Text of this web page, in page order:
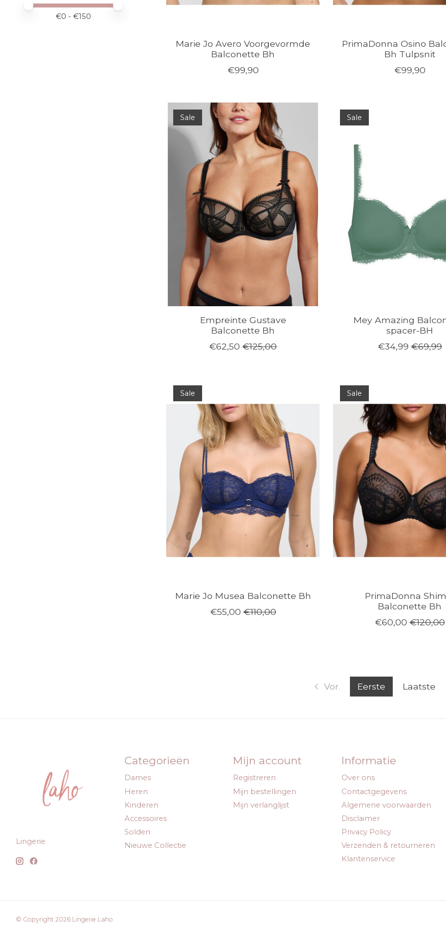
Minimale prijswaarde
Price maximum value
€0 - €150
Marie Jo Avero Voorgevormde
Balconette Bh
€99,90
PrimaDonna Osino
Bh Tulpsnit
€99,90
Sale
Empreinte Gustave
Balconette Bh
€62,50 €125,00
Sale
Mey Amazing
spacer-BH
€34,99 €69,99
Sale
Marie Jo Musea Balconette Bh
€55,00 €110,00
Sale
PrimaDonna
Balconette Bh
€60,00 €120,00
Vor. Eerste Laatste
Lingerie
Categorieën
Dames
Heren
Kinderen
Accessoires
Solden
Nieuwe Collectie
Mijn account
Registreren
Mijn bestellingen
Mijn verlanglijst
Informatie
Over ons
Contactgegevens
Algemene voorwaarden
Disclaimer
Privacy Policy
Verzenden & retourneren
Klantenservice
© Copyright 2026 Lingerie Laho